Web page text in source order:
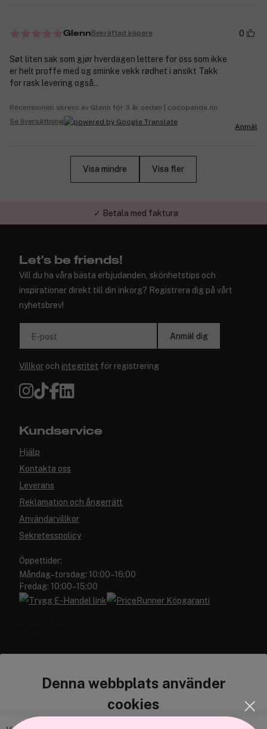
Denna webbplats använder
cookies
GlennBekräftad köpare 0
Søt liten sak som gjør hverdagen lettere for oss som ikke
er helt proffe med og sminke vekk rødhet i ansikt Takk
for rask levering også..
Recensionen skrevs av Glenn för 3 år sedan | cocopanda.no
Se översättning
Anmäl
Visa mindre Visa fler
✓ Trygg E-handel
Let's be friends!
Vill du ha våra bästa erbjudanden, skönhetstips och
inspirationer direkt till din inkorg? Registrera dig på vårt
nyhetsbrev!
E-post Anmäl dig
Villkor och integritet för registrering
Kundservice
Hjälp
Kontakta oss
Leverans
Reklamation och ångerrätt
Användarvillkor
Sekretesspolicy
Öppettider:
Måndag–torsdag: 10:00–16:00
Fredag: 10:00–15:00
Cocopanda.se